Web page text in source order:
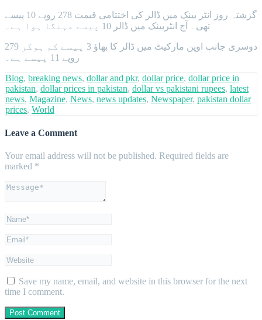
گزشتہ روز انٹر بینک میں ڈالر کی اختتامی قیمت 278 روپے 10 پیسے
دوسری جانب اوپن مارکیٹ میں ڈالر کا بھاؤ 3 پیسے کم ہوکر 279
روپے 11 پیسے ہے۔
Blog, breaking news, dollar and pkr, dollar price, dollar price in
pakistan, dollar prices in pakistan, dollar vs pakistani rupees, latest
news, Magazine, News, news updates, Newspaper, pakistan dollar
prices, World
Leave a Comment
Your email address will not be published. Required fields are
marked *
Save my name, email, and website in this browser for the next
time I comment.